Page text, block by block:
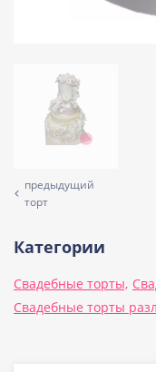
предыдущий
торт
Категории
Свадебные торты,
Свадебные торты